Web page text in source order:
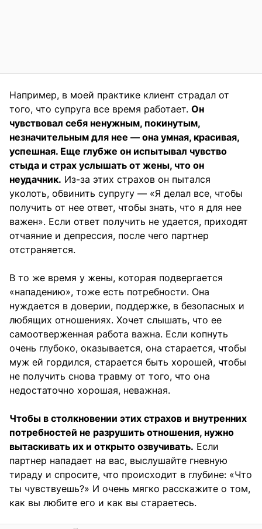
Например, в моей практике клиент страдал от
того, что супруга все время работает. Он
чувствовал себя ненужным, покинутым,
незначительным для нее — она умная, красивая,
успешная. Еще глубже он испытывал чувство
стыда и страх услышать от жены, что он
неудачник. Из-за этих страхов он пытался
уколоть, обвинить супругу — «Я делал все, чтобы
получить от нее ответ, чтобы знать, что я для нее
важен». Если ответ получить не удается, приходят
отчаяние и депрессия, после чего партнер
отстраняется.
В то же время у жены, которая подвергается
«нападению», тоже есть потребности. Она
нуждается в доверии, поддержке, в безопасных и
любящих отношениях. Хочет слышать, что ее
самоотверженная работа важна. Если копнуть
очень глубоко, оказывается, она старается, чтобы
муж ей гордился, старается быть хорошей, чтобы
не получить снова травму от того, что она
недостаточно хорошая, неважная.
Чтобы в столкновении этих страхов и внутренних
потребностей не разрушить отношения, нужно
вытаскивать их и открыто озвучивать. Если
партнер нападает на вас, выслушайте гневную
тираду и спросите, что происходит в глубине: «Что
ты чувствуешь?» И очень мягко расскажите о том,
как вы любите его и как вы стараетесь.